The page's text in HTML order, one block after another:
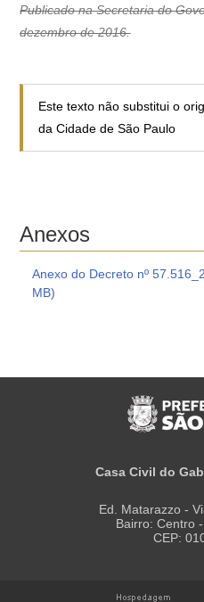
Publicado na Secretaria do
dezembro de 2016.
Este texto não substitui o
da Cidade de São Paulo
Anexos
Anexo do Decreto nº
MB)
Casa Civil do
Ed. Matarazzo -
Bairro: Centro
CEP: